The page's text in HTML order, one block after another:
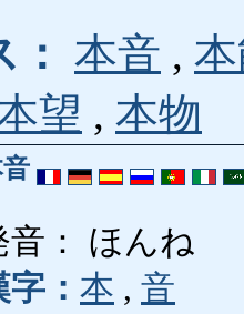
本音 ,
望 , 本物
音： ほんね
： 本 , 音